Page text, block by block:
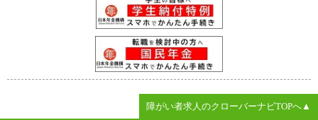
障がい者求人のクローバーナビTOPへ▲